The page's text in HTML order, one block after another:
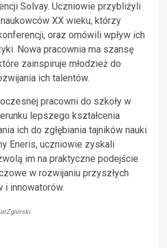
Solvay. Uczniowie przybliżyli
XX wieku, którzy
oraz omówili wpływ ich
Nowa pracownia ma szansę
zainspiruje młodzież do
ich talentów.
pracowni do szkoły w
lepszego kształcenia
ich do zgłębiania tajników nauki.
Eneris, uczniowie zyskali
im na praktyczne podejście
w rozwijaniu przyszłych
i innowatorów.